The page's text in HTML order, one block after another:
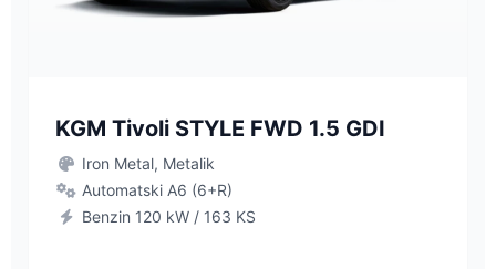
KGM Tivoli STYLE FWD 1.5 GDI
Iron Metal, Metalik
Automatski A6 (6+R)
Benzin 120 kW / 163 KS